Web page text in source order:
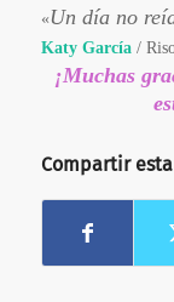
«Un día no
Katy García/
¡Muchas
Compartir